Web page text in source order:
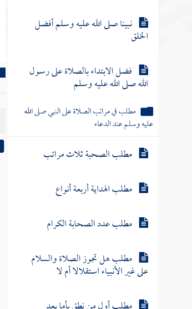
نبينا صلى الله عليه وسلم أفضل
الخلق
فضل الابتداء بالصلاة على رسول
الله صلى الله عليه وسلم
مطلب في مراتب الصلاة على النبي صلى الله
عليه وسلم عند الدعاء
مطلب الصحبة ثلاث مراتب
مطلب الهداية أربعة أنواع
مطلب عدد الصحابة الكرام
مطلب هل تجوز الصلاة والسلام
على غير الأنبياء استقلالا أم لا